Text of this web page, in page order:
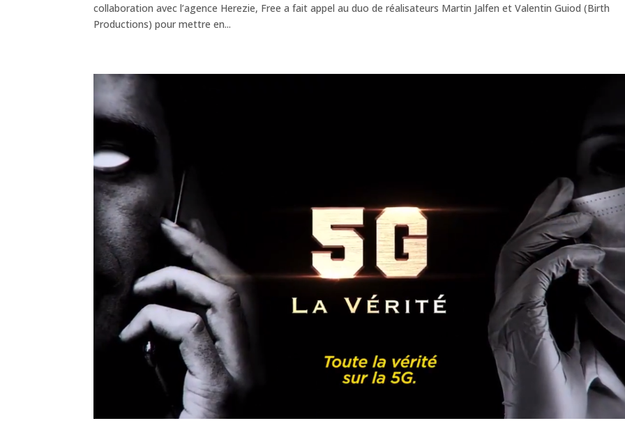
collaboration avec l’agence Herezie, Free a fait appel au duo de réalisateurs Martin Jalfen et Valentin Guiod (Birth
Productions) pour mettre en...